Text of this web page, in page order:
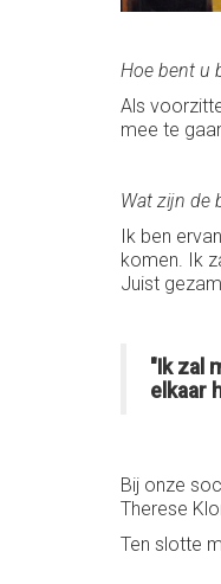
Hoe bent u
Als
mee te
Wat zijn de
Ik ben
komen. Ik
Juist
"Ik zal
elkaar
Bij onze
Therese
Ten slotte